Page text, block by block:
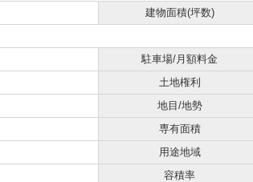
建物面積(坪数)
駐車場/月額料金
土地権利
地目/地勢
専有面積
用途地域
容積率